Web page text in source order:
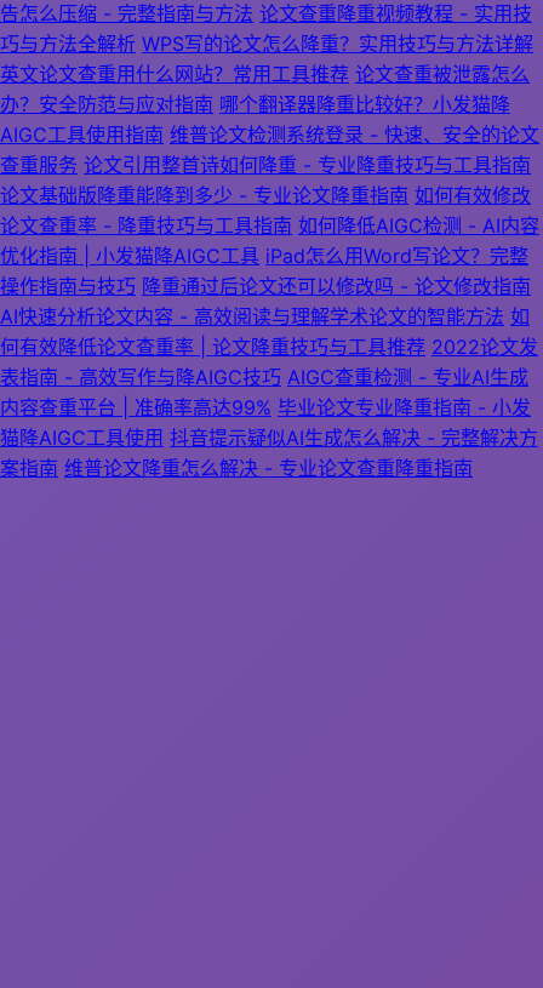
告怎么压缩 - 完整指南与方法 论文查重降重视频教程 - 实用技
巧与方法全解析 WPS写的论文怎么降重？实用技巧与方法详解
英文论文查重用什么网站？常用工具推荐 论文查重被泄露怎么
办？安全防范与应对指南 哪个翻译器降重比较好？小发猫降
AIGC工具使用指南 维普论文检测系统登录 - 快速、安全的论文
查重服务 论文引用整首诗如何降重 - 专业降重技巧与工具指南
论文基础版降重能降到多少 - 专业论文降重指南 如何有效修改
论文查重率 - 降重技巧与工具指南 如何降低AIGC检测 - AI内容
优化指南 | 小发猫降AIGC工具 iPad怎么用Word写论文？完整
操作指南与技巧 降重通过后论文还可以修改吗 - 论文修改指南
AI快速分析论文内容 - 高效阅读与理解学术论文的智能方法 如
何有效降低论文查重率 | 论文降重技巧与工具推荐 2022论文发
表指南 - 高效写作与降AIGC技巧 AIGC查重检测 - 专业AI生成
内容查重平台 | 准确率高达99% 毕业论文专业降重指南 - 小发
猫降AIGC工具使用 抖音提示疑似AI生成怎么解决 - 完整解决方
案指南 维普论文降重怎么解决 - 专业论文查重降重指南